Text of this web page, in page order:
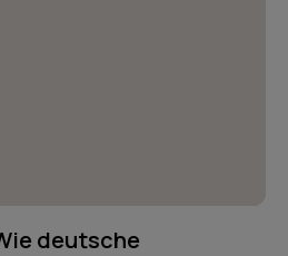
deutsche